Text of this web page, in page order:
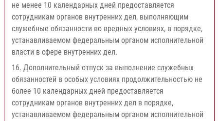
не менее 10 календарных дней предоставляется
сотрудникам органов внутренних дел, выполняющим
служебные обязанности во вредных условиях, в порядке,
устанавливаемом федеральным органом исполнительной
власти в сфере внутренних дел.
16. Дополнительный отпуск за выполнение служебных
обязанностей в особых условиях продолжительностью не
более 10 календарных дней предоставляется
сотрудникам органов внутренних дел в порядке,
устанавливаемом федеральным органом исполнительной